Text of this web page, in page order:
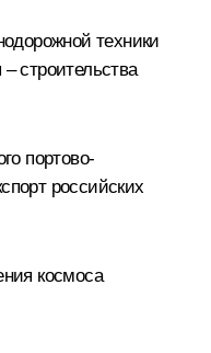
техники
строительства
портово-
российских
космоса